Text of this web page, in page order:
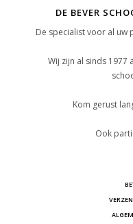
DE BEVER
De specialist voor al uw
Wij zijn al sinds
Kom gerust
Ook